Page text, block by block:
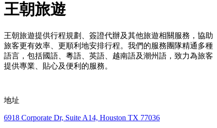
王朝旅遊
王朝旅遊提供行程規劃、簽證代辦及其他旅遊相關服務，協助
旅客更有效率、更順利地安排行程。我們的服務團隊精通多種
語言，包括國語、粵語、英語、越南語及潮州語，致力為旅客
提供專業、貼心及便利的服務。
地址
6918 Corporate Dr, Suite A14, Houston TX 77036